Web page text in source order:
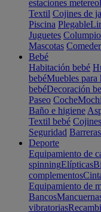
estaciones
Textil Cojines de
Piscina Plegable
Juguetes
Mascotas
Bebé
Habitación bebé
bebéMuebles para
bebéDecoración
Paseo Coche
Baño e higiene
Textil bebé Cojines
Seguridad Barreras
Deporte
Equipamiento de
spinningElípticas
complementos
Equipamiento de
Bancos
vibratorias